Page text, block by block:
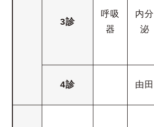
3診
呼吸
器
内分
泌
4診 由田